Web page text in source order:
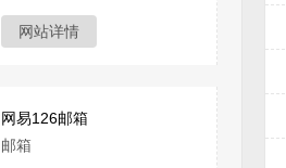
网站详情
网易126邮箱
邮箱